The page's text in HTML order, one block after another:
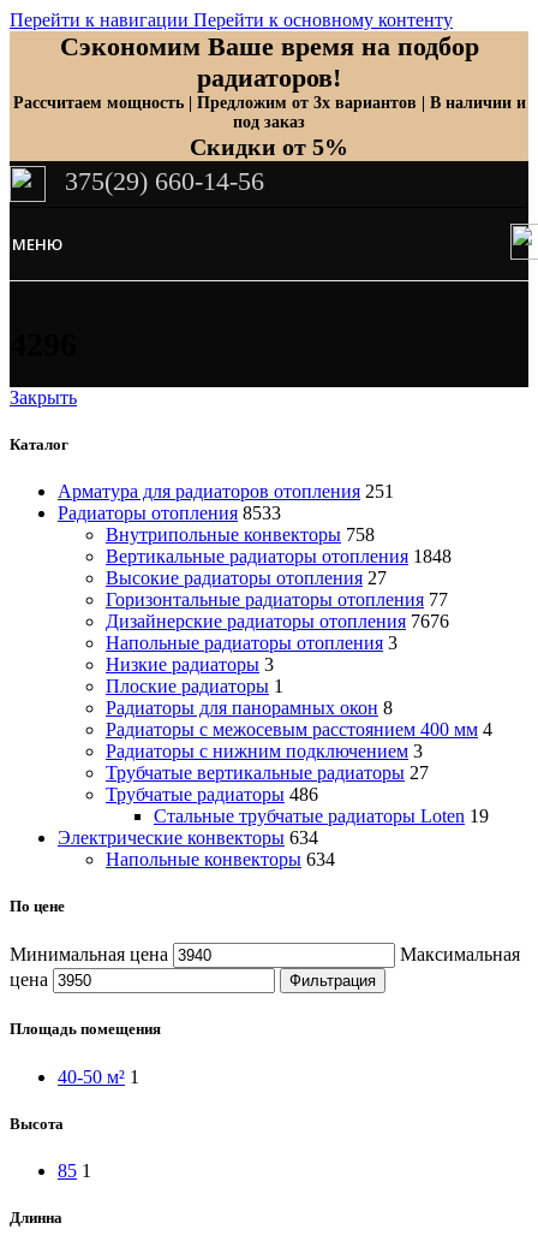
Перейти к навигации Перейти к основному контенту
Сэкономим Ваше время на подбор
радиаторов!
Рассчитаем мощность | Предложим от 3х вариантов | В наличии и
под заказ
Скидки от 5%
375(29) 660-14-56
МЕНЮ
Закрыть
Каталог
Арматура для радиаторов отопления 251
Радиаторы отопления 8533
Внутрипольные конвекторы 758
Вертикальные радиаторы отопления 1848
Высокие радиаторы отопления 27
Горизонтальные радиаторы отопления 77
Дизайнерские радиаторы отопления 7676
Напольные радиаторы отопления 3
Низкие радиаторы 3
Плоские радиаторы 1
Радиаторы для панорамных окон 8
Радиаторы с межосевым расстоянием 400 мм 4
Радиаторы с нижним подключением 3
Трубчатые вертикальные радиаторы 27
Трубчатые радиаторы 486
Cтальные трубчатые радиаторы Loten 19
Электрические конвекторы 634
Напольные конвекторы 634
По цене
Минимальная цена
Максимальная
цена
Фильтрация
Площадь помещения
40-50 м² 1
Высота
85 1
Длинна